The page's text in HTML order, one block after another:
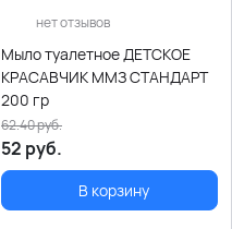
нет отзывов
Мыло туалетное ДЕТСКОЕ
КРАСАВЧИК ММЗ СТАНДАРТ
200 гр
52 руб.
62.40руб.
В корзину